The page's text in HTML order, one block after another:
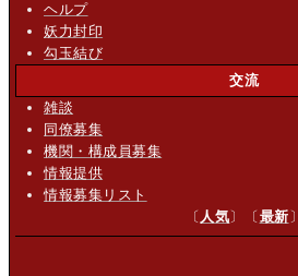
ヘルプ
妖力封印
勾玉結び
交流
雑談
同僚募集
機関・構成員募集
情報提供
情報募集リスト
〔 人気〕〔 最新 〕